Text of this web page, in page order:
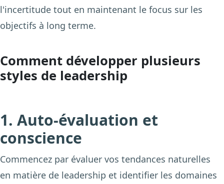
l'incertitude tout en maintenant le focus sur les
objectifs à long terme.
Comment développer plusieurs
styles de leadership
1. Auto-évaluation et
conscience
Commencez par évaluer vos tendances naturelles
en matière de leadership et identifier les domaines